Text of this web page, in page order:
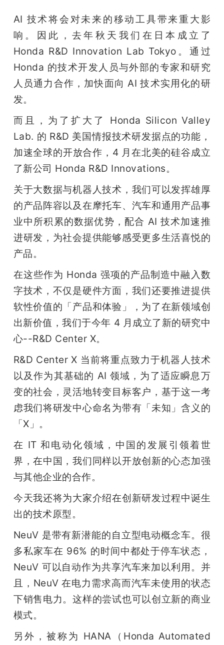
AI 技术将会对未来的移动工具带来重大影
响。因此，去年秋天我们在日本成立了
Honda R&D Innovation Lab Tokyo。通过
Honda 的技术开发人员与外部的专家和研究
人员通力合作，加快面向 AI 技术实用化的研
发。
而且，为了扩大了 Honda Silicon Valley
Lab. 的 R&D 美国情报技术研发据点的功能，
加速全球的开放合作，4 月在北美的硅谷成立
了新公司 Honda R&D Innovations。
关于大数据与机器人技术，我们可以发挥雄厚
的产品阵容以及在摩托车、汽车和通用产品事
业中所积累的数据优势，配合 AI 技术加速推
进研发，为社会提供能够感受更多生活喜悦的
产品。
在这些作为 Honda 强项的产品制造中融入数
字技术，不仅是硬件方面，我们还要推进提供
软性价值的「产品和体验」，为了在新领域创
出新价值，我们于今年 4 月成立了新的研究中
心--R&D Center X。
R&D Center X 当前将重点致力于机器人技术
以及作为其基础的 AI 领域，为了适应瞬息万
变的社会，灵活地转变目标客户，基于这一考
虑我们将研发中心命名为带有「未知」含义的
「X」。
在 IT 和电动化领域，中国的发展引领着世
界，在中国，我们同样以开放创新的心态加强
与其他企业的合作。
今天我还将为大家介绍在创新研发过程中诞生
出的技术原型。
NeuV 是带有新潜能的自立型电动概念车。很
多私家车在 96% 的时间中都处于停车状态，
NeuV 可以自动作为共享汽车来加以利用。并
且，NeuV 在电力需求高而汽车未使用的状态
下销售电力。这样的尝试也可以创立新的商业
模式。
另外，被称为 HANA（Honda Automated